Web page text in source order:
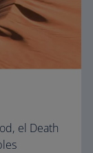
el Death